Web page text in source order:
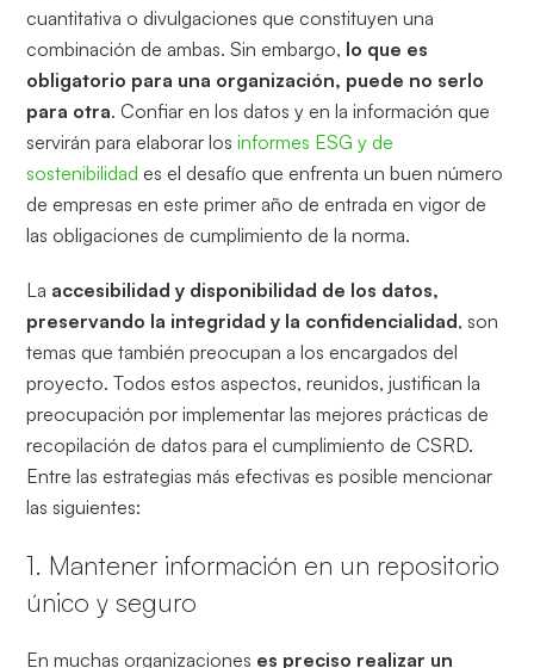
cuantitativa o divulgaciones que constituyen una
combinación de ambas. Sin embargo, lo que es
obligatorio para una organización, puede no serlo
para otra. Confiar en los datos y en la información que
servirán para elaborar losinformes ESG y de
sostenibilidad es el desafío que enfrenta un buen número
de empresas en este primer año de entrada en vigor de
las obligaciones de cumplimiento de la norma.
La accesibilidad y disponibilidad de los datos,
preservando la integridad y la confidencialidad, son
temas que también preocupan a los encargados del
proyecto. Todos estos aspectos, reunidos, justifican la
preocupación por implementar las mejores prácticas de
recopilación de datos para el cumplimiento de CSRD.
Entre las estrategias más efectivas es posible mencionar
las siguientes:
1. Mantener información en un repositorio
único y seguro
En muchas organizaciones es preciso realizar un